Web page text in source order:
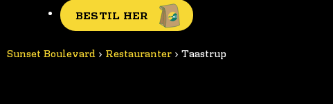
BESTIL HER
Sunset Boulevard > Restauranter > Taastrup